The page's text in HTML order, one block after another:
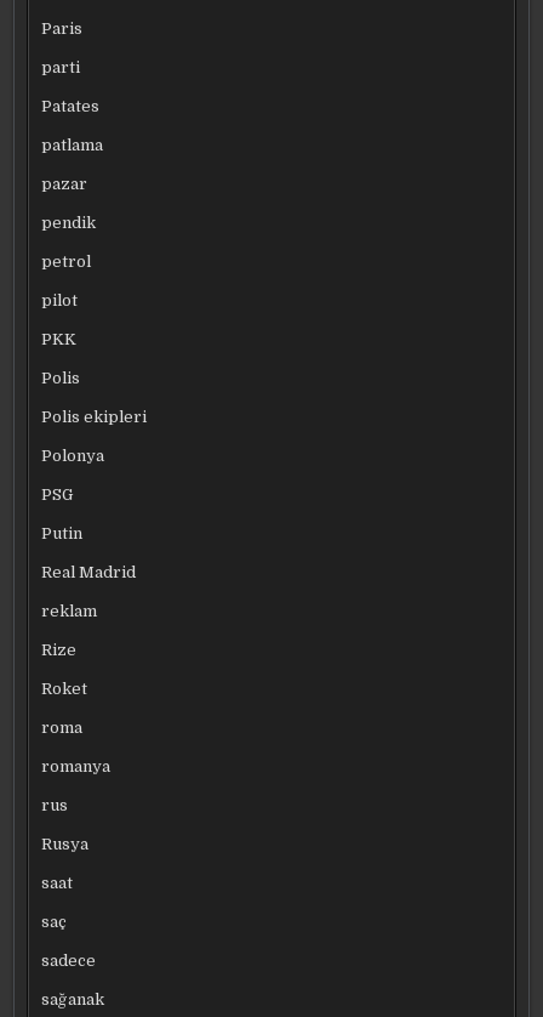
Paris
parti
Patates
patlama
pazar
pendik
petrol
pilot
PKK
Polis
Polis ekipleri
Polonya
PSG
Putin
Real Madrid
reklam
Rize
Roket
roma
romanya
rus
Rusya
saat
saç
sadece
sağanak